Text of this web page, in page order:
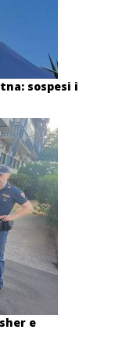
sospesi i
e